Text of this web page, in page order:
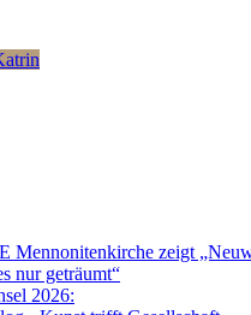
zeigt
nur geträumt“
2026: